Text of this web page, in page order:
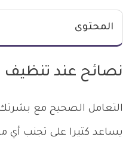
المحتوى
نصائح عند تنظيف
التعامل الصحيح مع
يساعد كثيرا على تجنب أي